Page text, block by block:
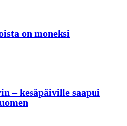
on moneksi
– kesäpäiville saapui